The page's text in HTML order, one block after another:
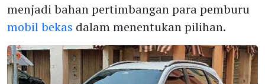
menjadi bahan pertimbangan para pemburu
mobil bekas dalam menentukan pilihan.